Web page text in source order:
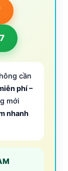
cần
phí –
mới
nhanh